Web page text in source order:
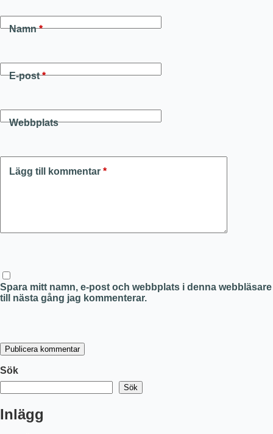
Namn*
E-post*
Webbplats
Lägg till kommentar *
Spara mitt namn, e-post och webbplats i denna webbläsare
till nästa gång jag kommenterar.
Publicera kommentar
Sök
Sök
Inlägg